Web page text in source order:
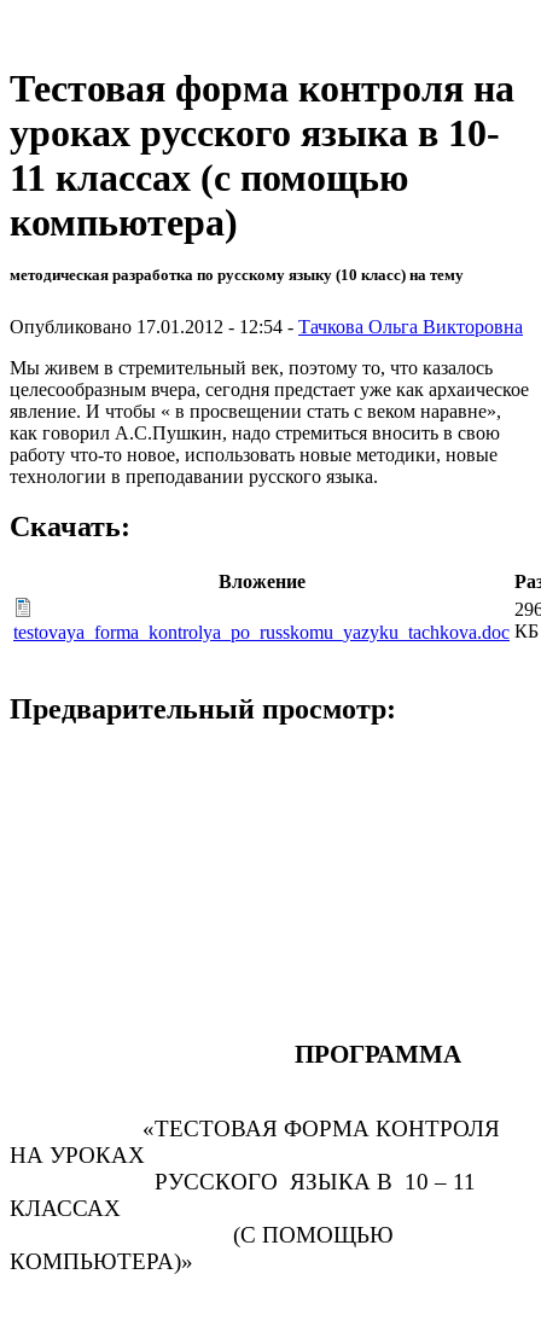
Тестовая форма контроля на
уроках русского языка в 10-
11 классах (с помощью
компьютера)
методическая разработка по русскому языку (10 класс) на тему
Опубликовано 17.01.2012 - 12:54 - Тачкова Ольга Викторовна
Мы живем в стремительный век, поэтому то, что казалось
целесообразным вчера, сегодня предстает уже как архаическое
явление. И чтобы « в просвещении стать с веком наравне»,
как говорил А.С.Пушкин, надо стремиться вносить в свою
работу что-то новое, использовать новые методики, новые
технологии в преподавании русского языка.
Скачать:
Вложение
testovaya_forma_kontrolya_po_russkomu_yazyku_tachkova.doc КБ
Предварительный просмотр:
ПРОГРАММА
«ТЕСТОВАЯ ФОРМА КОНТРОЛЯ
НА УРОКАХ
РУССКОГО ЯЗЫКА В 10 – 11
КЛАССАХ
(С ПОМОЩЬЮ
КОМПЬЮТЕРА)»